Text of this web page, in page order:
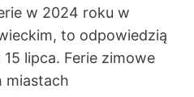
w 2024 roku w
to odpowiedzią
lipca. Ferie zimowe
miastach